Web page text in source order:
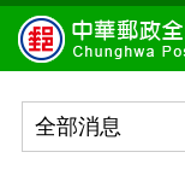
跳到主要內容區塊